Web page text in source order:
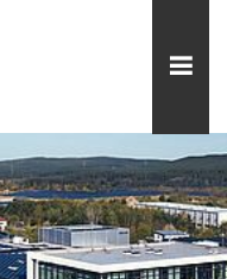
ZERSPANUNG